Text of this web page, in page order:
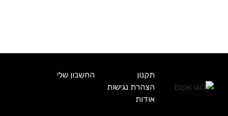
תקנון
החשבון שלי
הצהרת נגישות
אודות